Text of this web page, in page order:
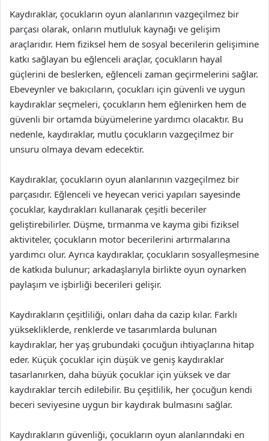
Kaydıraklar, çocukların oyun alanlarının vazgeçilmez bir
parçası olarak, onların mutluluk kaynağı ve gelişim
araçlarıdır. Hem fiziksel hem de sosyal becerilerin gelişimine
katkı sağlayan bu eğlenceli araçlar, çocukların hayal
güçlerini de beslerken, eğlenceli zaman geçirmelerini sağlar.
Ebeveynler ve bakıcıların, çocukları için güvenli ve uygun
kaydıraklar seçmeleri, çocukların hem eğlenirken hem de
güvenli bir ortamda büyümelerine yardımcı olacaktır. Bu
nedenle, kaydıraklar, mutlu çocukların vazgeçilmez bir
unsuru olmaya devam edecektir.
Kaydıraklar, çocukların oyun alanlarının vazgeçilmez bir
parçasıdır. Eğlenceli ve heyecan verici yapıları sayesinde
çocuklar, kaydırakları kullanarak çeşitli beceriler
geliştirebilirler. Düşme, tırmanma ve kayma gibi fiziksel
aktiviteler, çocukların motor becerilerini artırmalarına
yardımcı olur. Ayrıca kaydıraklar, çocukların sosyalleşmesine
de katkıda bulunur; arkadaşlarıyla birlikte oyun oynarken
paylaşım ve işbirliği becerileri gelişir.
Kaydırakların çeşitliliği, onları daha da cazip kılar. Farklı
yüksekliklerde, renklerde ve tasarımlarda bulunan
kaydıraklar, her yaş grubundaki çocuğun ihtiyaçlarına hitap
eder. Küçük çocuklar için düşük ve geniş kaydıraklar
tasarlanırken, daha büyük çocuklar için yüksek ve dar
kaydıraklar tercih edilebilir. Bu çeşitlilik, her çocuğun kendi
beceri seviyesine uygun bir kaydırak bulmasını sağlar.
Kaydırakların güvenliği, çocukların oyun alanlarındaki en